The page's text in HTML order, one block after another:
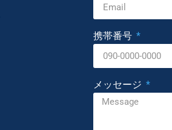
携帯番号
メッセージ